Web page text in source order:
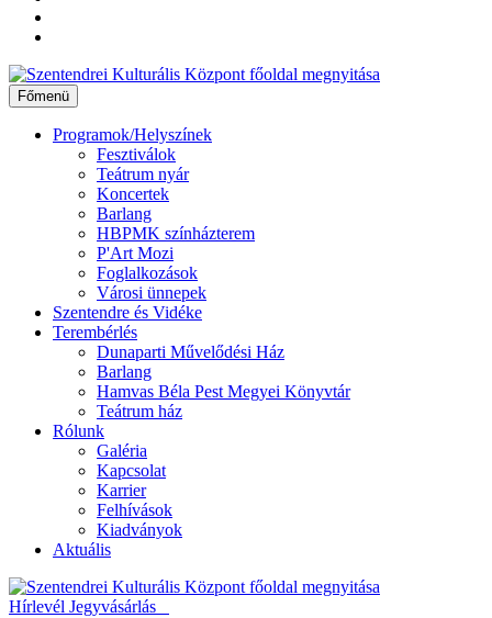
Ugrás
a
tartalomhoz
Főmenü
Programok/Helyszínek
Fesztiválok
Teátrum nyár
Koncertek
Barlang
HBPMK színházterem
P'Art Mozi
Foglalkozások
Városi ünnepek
Szentendre és Vidéke
Terembérlés
Dunaparti Művelődési Ház
Barlang
Hamvas Béla Pest Megyei Könyvtár
Teátrum ház
Rólunk
Galéria
Kapcsolat
Karrier
Felhívások
Kiadványok
Aktuális
Hírlevél Jegyvásárlás